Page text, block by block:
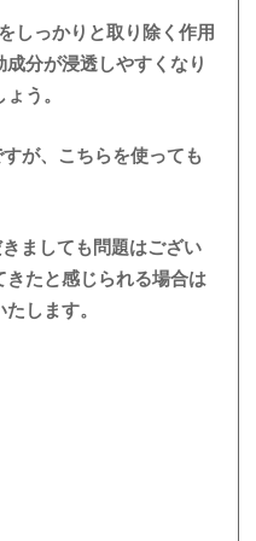
しっかりと取り除く作用
分が浸透しやすくなり
う。
が、こちらを使っても
ましても問題はござい
きたと感じられる場合は
します。